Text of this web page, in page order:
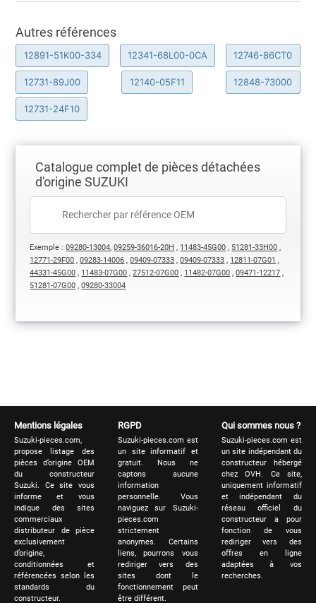
Autres références
12891-51K00-334 12341-68L00-0CA 12746-86CT0
12731-89J00 12140-05F11 12848-73000
12731-24F10
Catalogue complet de pièces détachées
d'origine SUZUKI
Exemple :09280-13004,09259-36016-20H , 11483-45G00 , 51281-33H00 ,
12771-29F00 ,09283-14006 ,09409-07333 ,09409-07333 , 12811-07G01 ,
44331-45G00 , 11483-07G00 ,27512-07G00 , 11482-07G00 ,09471-12217 ,
51281-07G00 ,09280-33004
Mentions légales
Suzuki-pieces.com,
propose listage des
pièces d’origine OEM
du constructeur
Suzuki. Ce site vous
informe et vous
indique des sites
commerciaux
distributeur de pièce
exclusivement
d’origine,
conditionnées et
référencées selon les
standards du
constructeur.
RGPD
Suzuki-pieces.com est
un site informatif et
gratuit. Nous ne
captons aucune
information
personnelle. Vous
naviguez sur Suzuki-
pieces.com
strictement
anonymes. Certains
liens, pourrons vous
rediriger vers des
sites dont le
fonctionnement peut
être différent.
Qui sommes nous ?
Suzuki-pieces.com est
un site indépendant du
constructeur hébergé
chez OVH. Ce site,
uniquement informatif
et indépendant du
réseau officiel du
constructeur a pour
fonction de vous
rediriger vers des
offres en ligne
adaptées à vos
recherches.